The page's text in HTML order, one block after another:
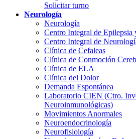
Solicitar turno
Neurología
Neurología
Centro Integral de
Centro Integral de
Clínica de Cefaleas
Clínica de Conmoción
Clínica de ELA
Clínica del Dolor
Demanda Espontánea
Laboratorio CIEN (Ctro.
Neuroinmunológicas)
Movimientos Anormales
Neuroendocrinología
Neurofisiología